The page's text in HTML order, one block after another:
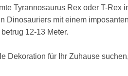
Tyrannosaurus Rex oder T-Rex
Dinosauriers mit einem
12-13 Meter.
Dekoration für Ihr Zuhause